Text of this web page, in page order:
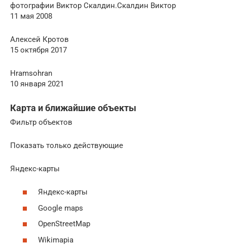
фотографии Виктор Скалдин.Скалдин Виктор
11 мая 2008
Алексей Кротов
15 октября 2017
Hramsohran
10 января 2021
Карта и ближайшие объекты
Фильтр объектов
Показать только действующие
Яндекс-карты
Яндекс-карты
Google maps
OpenStreetMap
Wikimapia